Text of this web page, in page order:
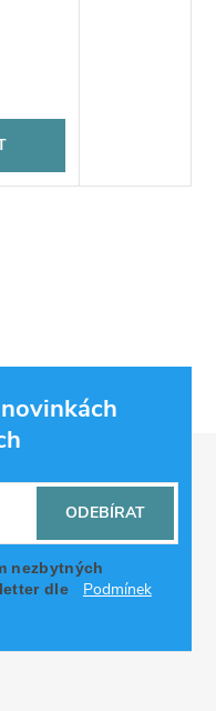
nezbytných
dle
Podmínek
ODEBÍRAT